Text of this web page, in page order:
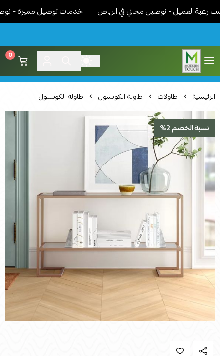
العميل - توصيل مجاني في الرياض خدمات توصيل مميزة - نوصل
اثاث مودرن لمسة عصرية
0
الرئيسية طاولات طاولة الكونسول طاولة الكونسول
نسبة الخصم 2%